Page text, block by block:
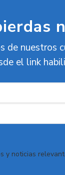
nuestros
el link
y noticias